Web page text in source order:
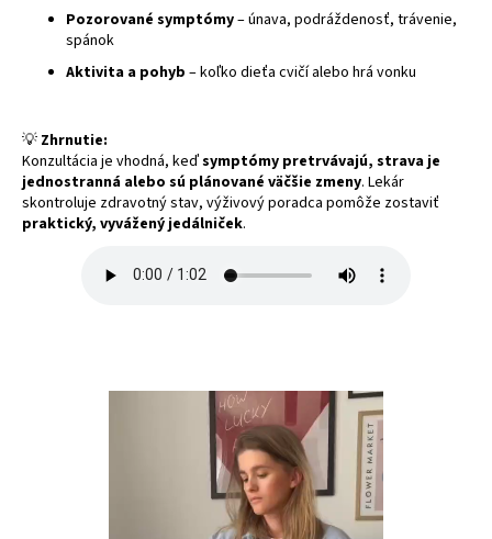
Pozorované symptómy– únava, podráždenosť, trávenie,
spánok
Aktivita a pohyb – koľko dieťa cvičí alebo hrá vonku
💡 Zhrnutie:
Konzultácia je vhodná, keďsymptómy pretrvávajú, strava je
jednostranná alebo sú plánované väčšie zmeny. Lekár
skontroluje zdravotný stav, výživový poradca pomôže zostaviť
praktický, vyvážený jedálniček.